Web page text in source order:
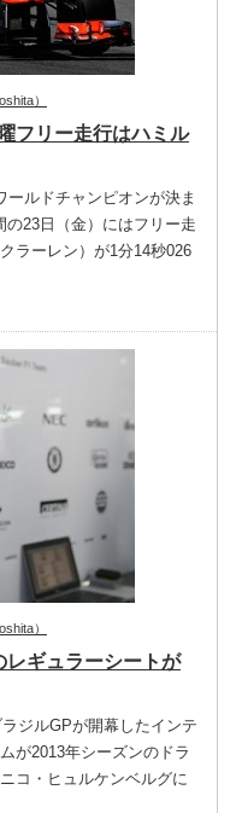
）
フリー走行はハミル
ールドチャンピオンが決ま
23日（金）にはフリー走
ラーレン）が1分14秒026
）
レギュラーシートが
ジルGPが開幕したインテ
が2013年シーズンのドラ
コ・ヒュルケンベルグに